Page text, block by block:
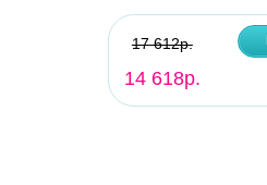
17 612р.
14 618р.